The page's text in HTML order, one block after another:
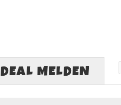
DEAL MELDEN